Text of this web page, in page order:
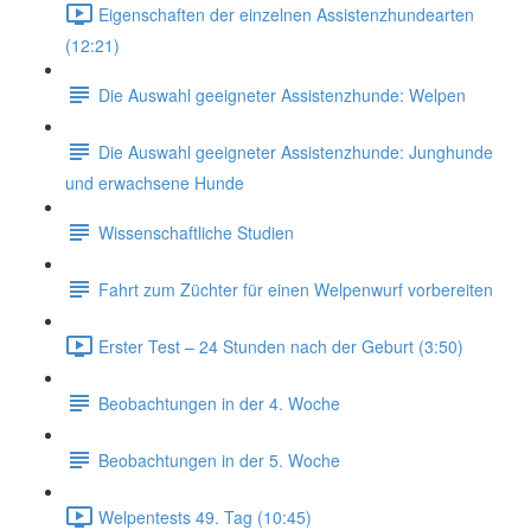
Eigenschaften der einzelnen Assistenzhundearten
(12:21)
Die Auswahl geeigneter Assistenzhunde: Welpen
Die Auswahl geeigneter Assistenzhunde: Junghunde
und erwachsene Hunde
Wissenschaftliche Studien
Fahrt zum Züchter für einen Welpenwurf vorbereiten
Erster Test – 24 Stunden nach der Geburt (3:50)
Beobachtungen in der 4. Woche
Beobachtungen in der 5. Woche
Welpentests 49. Tag (10:45)